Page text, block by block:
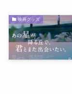
映画グッズ